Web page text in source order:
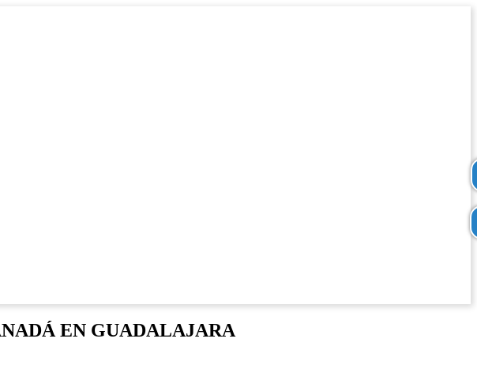
EN GUADALAJARA